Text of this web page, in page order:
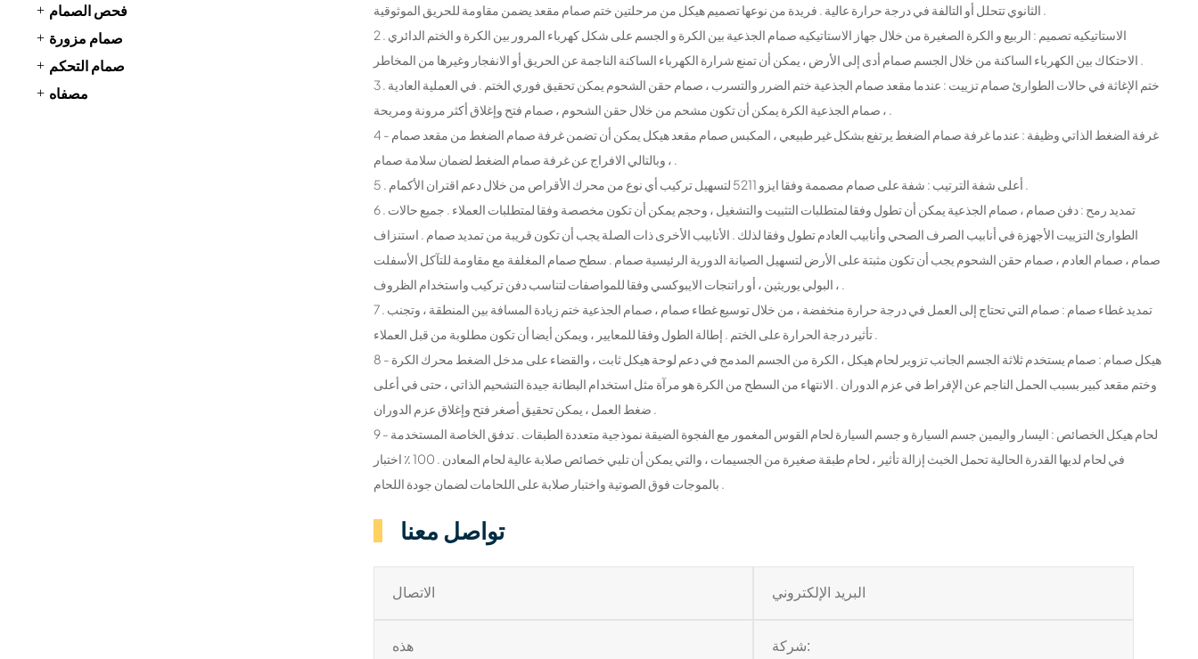
فحص الصمام
صمام مزورة
صمام التحكم
مصفاه
الثانوي تتحلل أو التالفة في درجة حرارة عالية . فريدة من نوعها تصميم هيكل من مرحلتين ختم صمام مقعد يضمن مقاومة للحريق الموثوقية .
2 . الاستاتيكيه تصميم : الربيع و الكرة الصغيرة من خلال جهاز الاستاتيكيه صمام الجذعية بين الكرة و الجسم على شكل كهرباء المرور بين الكرة و الختم الدائري
الاحتكاك بين الكهرباء الساكنة من خلال الجسم صمام أدى إلى الأرض ، يمكن أن تمنع شرارة الكهرباء الساكنة الناجمة عن الحريق أو الانفجار وغيرها من المخاطر .
3 . ختم الإغاثة في حالات الطوارئ صمام تزييت : عندما مقعد صمام الجذعية ختم الضرر والتسرب ، صمام حقن الشحوم يمكن تحقيق فوري الختم . في العملية العادية
، صمام الجذعية الكرة يمكن أن تكون مشحم من خلال حقن الشحوم ، صمام فتح وإغلاق أكثر مرونة ومريحة .
4 - غرفة الضغط الذاتي وظيفة : عندما غرفة صمام الضغط يرتفع بشكل غير طبيعي ، المكبس صمام مقعد هيكل يمكن أن تضمن غرفة صمام الضغط من مقعد صمام
، وبالتالي الافراج عن غرفة صمام الضغط لضمان سلامة صمام .
5 . أعلى شفة الترتيب : شفة على صمام مصممة وفقا ايزو 5211 لتسهيل تركيب أي نوع من محرك الأقراص من خلال دعم اقتران الأكمام .
6 . تمديد رمح : دفن صمام ، صمام الجذعية يمكن أن تطول وفقا لمتطلبات التثبيت والتشغيل ، وحجم يمكن أن تكون مخصصة وفقا لمتطلبات العملاء . جميع حالات
الطوارئ التزييت الأجهزة في أنابيب الصرف الصحي وأنابيب العادم تطول وفقا لذلك . الأنابيب الأخرى ذات الصلة يجب أن تكون قريبة من تمديد صمام . استنزاف
صمام ، صمام العادم ، صمام حقن الشحوم يجب أن تكون مثبتة على الأرض لتسهيل الصيانة الدورية الرئيسية صمام . سطح صمام المغلفة مع مقاومة للتآكل الأسفلت
، البولي يوريثين ، أو راتنجات الايبوكسي وفقا للمواصفات لتناسب دفن تركيب واستخدام الظروف .
7 . تمديد غطاء صمام : صمام التي تحتاج إلى العمل في درجة حرارة منخفضة ، من خلال توسيع غطاء صمام ، صمام الجذعية ختم زيادة المسافة بين المنطقة ، وتجنب
تأثير درجة الحرارة على الختم . إطالة الطول وفقا للمعايير ، ويمكن أيضا أن تكون مطلوبة من قبل العملاء .
8 - هيكل صمام : صمام يستخدم ثلاثة الجسم الجانب تزوير لحام هيكل ، الكرة من الجسم المدمج في دعم لوحة هيكل ثابت ، والقضاء على مدخل الضغط محرك الكرة
وختم مقعد كبير بسبب الحمل الناجم عن الإفراط في عزم الدوران . الانتهاء من السطح من الكرة هو مرآة مثل استخدام البطانة جيدة التشحيم الذاتي ، حتى في أعلى
ضغط العمل ، يمكن تحقيق أصغر فتح وإغلاق عزم الدوران .
9 - لحام هيكل الخصائص : اليسار واليمين جسم السيارة و جسم السيارة لحام القوس المغمور مع الفجوة الضيقة نموذجية متعددة الطبقات . تدفق الخاصة المستخدمة
في لحام لديها القدرة الحالية تحمل الخبث إزالة تأثير ، لحام طبقة صغيرة من الجسيمات ، والتي يمكن أن تلبي خصائص صلابة عالية لحام المعادن . 100 ٪ اختبار
بالموجات فوق الصوتية واختبار صلابة على اللحامات لضمان جودة اللحام .
تواصل معنا